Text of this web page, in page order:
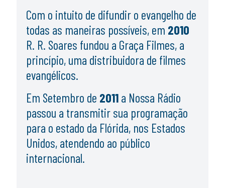
Com o intuito de difundir o evangelho de
todas as maneiras possíveis, em 2010
R. R. Soares fundou a Graça Filmes, a
princípio, uma distribuidora de filmes
evangélicos.
Em Setembro de 2011 a Nossa Rádio
passou a transmitir sua programação
para o estado da Flórida, nos Estados
Unidos, atendendo ao público
internacional.